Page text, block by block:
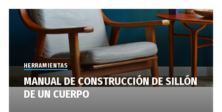
HERRAMIENTAS
MANUAL DE CONSTRUCCIÓN DE SILLÓN
DE UN CUERPO